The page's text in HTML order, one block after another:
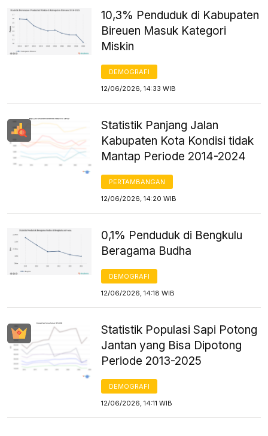
10,3% Penduduk di Kabupaten
Bireuen Masuk Kategori
Miskin
DEMOGRAFI
12/06/2026, 14:33 WIB
Statistik Panjang Jalan
Kabupaten Kota Kondisi tidak
Mantap Periode 2014-2024
PERTAMBANGAN
12/06/2026, 14:20 WIB
0,1% Penduduk di Bengkulu
Beragama Budha
DEMOGRAFI
12/06/2026, 14:18 WIB
Statistik Populasi Sapi Potong
Jantan yang Bisa Dipotong
Periode 2013-2025
DEMOGRAFI
12/06/2026, 14:11 WIB